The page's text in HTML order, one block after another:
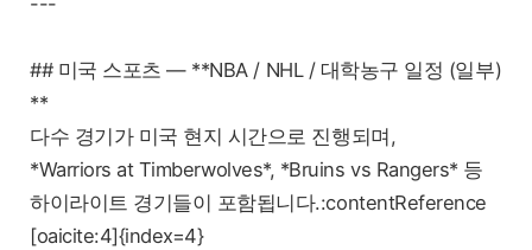
## 미국 스포츠 — **NBA / NHL / 대학농구 일정 (일부)
**
다수 경기가 미국 현지 시간으로 진행되며,
*Warriors at Timberwolves*, *Bruins vs Rangers* 등
하이라이트 경기들이 포함됩니다.:contentReference
[oaicite:4]{index=4}